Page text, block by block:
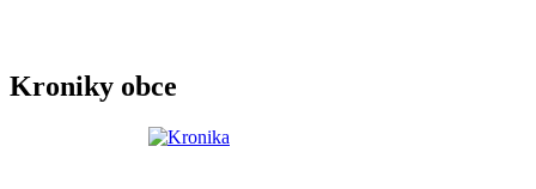
Kroniky obce